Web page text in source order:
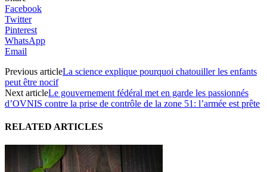
Facebook
Twitter
Pinterest
WhatsApp
Email
Previous articleLa science explique pourquoi chatouiller les enfants
peut être nocif
Next articleLe gouvernement fédéral met en garde les passionnés
d’OVNIS contre la prise de contrôle de la zone 51: l’armée est prête
RELATED ARTICLES